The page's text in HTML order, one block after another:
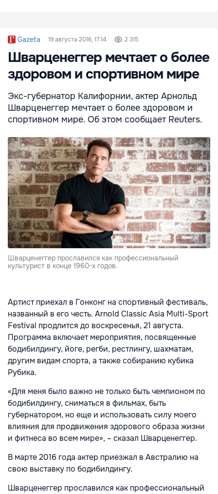
Gazeta 19 августа 2016, 17:14 2 315
Шварценеггер мечтает о более
здоровом и спортивном мире
Экс-губернатор Калифорнии, актер Арнольд
Шварценеггер мечтает о более здоровом и
спортивном мире. Об этом сообщает Reuters.
Шварценеггер прославился как профессиональный
культурист в конце 1960-х годов.
Артист приехал в Гонконг на спортивный фестиваль,
названный в его честь. Arnold Classic Asia Multi-Sport
Festival продлится до воскресенья, 21 августа.
Программа включает мероприятия, посвященные
бодибилдингу, йоге, регби, рестлингу, шахматам,
другим видам спорта, а также собиранию кубика
Рубика.
«Для меня было важно не только быть чемпионом по
бодибилдингу, сниматься в фильмах, быть
губернатором, но еще и использовать силу моего
влияния для продвижения здорового образа жизни
и фитнеса во всем мире», – сказал Шварценеггер.
В марте 2016 года актер приезжал в Австралию на
свою выставку по бодибилдингу.
Шварценеггер прославился как профессиональный